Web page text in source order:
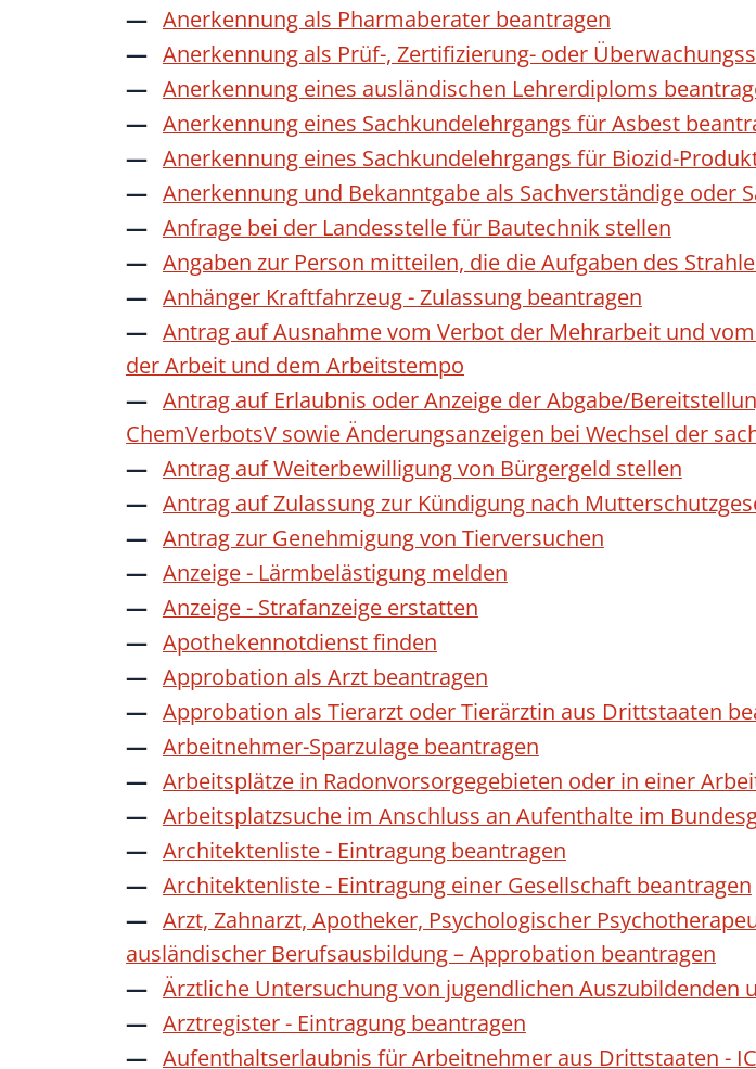
Anerkennung als Pharmaberater beantragen
Anerkennung als Prüf-, Zertifizierung- oder
Anerkennung eines ausländischen Lehrerdiploms
Anerkennung eines Sachkundelehrgangs für Asbest
Anerkennung eines Sachkundelehrgangs für Biozid-
Anerkennung und Bekanntgabe als Sachverständige oder
Anfrage bei der Landesstelle für Bautechnik stellen
Angaben zur Person mitteilen, die die Aufgaben des
Anhänger Kraftfahrzeug - Zulassung beantragen
Antrag auf Ausnahme vom Verbot der Mehrarbeit und
der Arbeit und dem Arbeitstempo
Antrag auf Erlaubnis oder Anzeige der Abgabe/
ChemVerbotsV sowie Änderungsanzeigen bei Wechsel der
Antrag auf Weiterbewilligung von Bürgergeld stellen
Antrag auf Zulassung zur Kündigung nach
Antrag zur Genehmigung von Tierversuchen
Anzeige - Lärmbelästigung melden
Anzeige - Strafanzeige erstatten
Apothekennotdienst finden
Approbation als Arzt beantragen
Approbation als Tierarzt oder Tierärztin aus Drittstaaten
Arbeitnehmer-Sparzulage beantragen
Arbeitsplätze in Radonvorsorgegebieten oder in einer
Arbeitsplatzsuche im Anschluss an Aufenthalte im
Architektenliste - Eintragung beantragen
Architektenliste - Eintragung einer Gesellschaft beantragen
Arzt, Zahnarzt, Apotheker, Psychologischer
ausländischer Berufsausbildung – Approbation beantragen
Ärztliche Untersuchung von jugendlichen Auszubildenden
Arztregister - Eintragung beantragen
Aufenthaltserlaubnis für Arbeitnehmer aus Drittstaaten -